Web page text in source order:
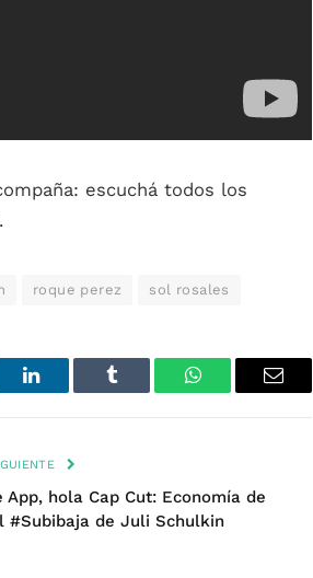
escuchá todos los
roque perez sol rosales
LinkedIn Tumblr WhatsAppEmail
App, hola Cap Cut: Economía de
#Subibaja de Juli Schulkin